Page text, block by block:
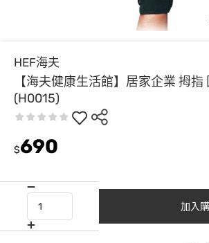
HEF海夫
【海夫健康生活館】居家企業 拇
(H0015)
$690
加入